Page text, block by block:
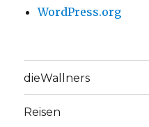
WordPress.org
dieWallners
Reisen